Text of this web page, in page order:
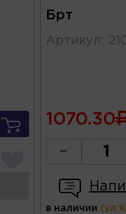
Брт
Артикул :
1070.30
-
в наличии